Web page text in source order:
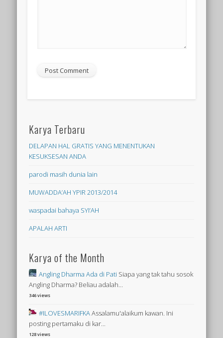
Karya Terbaru
DELAPAN HAL GRATIS YANG MENENTUKAN
KESUKSESAN ANDA
parodi masih dunia lain
MUWADDA’AH YPIR 2013/2014
waspadai bahaya SYI’AH
APALAH ARTI
Karya of the Month
Angling Dharma Ada di Pati Siapa yang tak tahu sosok
Angling Dharma? Beliau adalah...
346 views
#ILOVESMARIFKAAssalamu'alaikum kawan. Ini
posting pertamaku di kar...
128 views